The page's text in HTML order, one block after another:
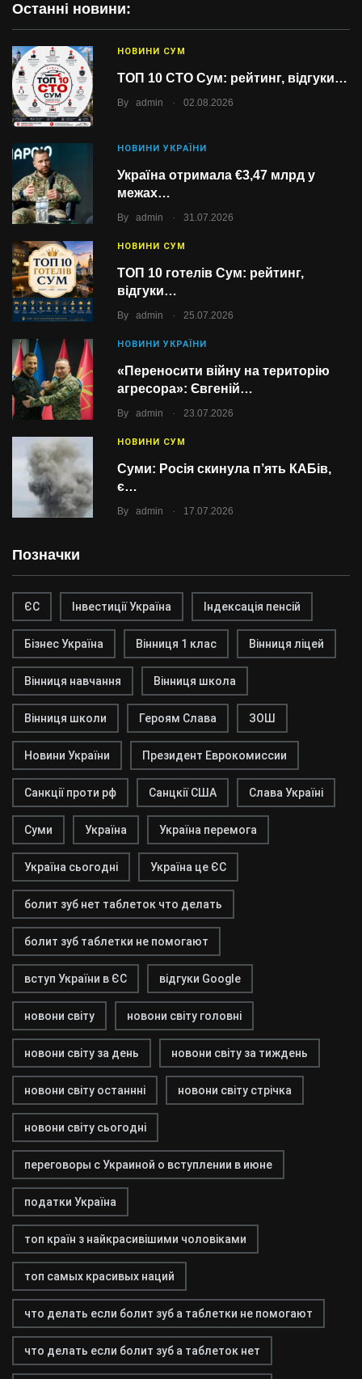
Останні новини:
НОВИНИ СУМ
ТОП 10 СТО Сум: рейтинг, відгуки…
By admin . 02.08.2026
НОВИНИ УКРАЇНИ
Україна отримала €3,47 млрд у
межах…
By admin . 31.07.2026
НОВИНИ СУМ
ТОП 10 готелів Сум: рейтинг,
відгуки…
By admin . 25.07.2026
НОВИНИ УКРАЇНИ
«Переносити війну на територію
агресора»: Євгеній…
By admin . 23.07.2026
НОВИНИ СУМ
Суми: Росія скинула п’ять КАБів,
є…
By admin . 17.07.2026
Позначки
ЄС Інвестиції Україна Індексація пенсій
Бізнес Україна Вінниця 1 клас Вінниця ліцей
Вінниця навчання Вінниця школа
Вінниця школи Героям Слава ЗОШ
Новини України Президент Еврокомиссии
Санкції проти рф Санцкії США Слава Україні
Суми Україна Україна перемога
Україна сьогодні Україна це ЄС
болит зуб нет таблеток что делать
болит зуб таблетки не помогают
вступ України в ЄС відгуки Google
новони світу новони світу головні
новони світу за день новони світу за тиждень
новони світу останнні новони світу стрічка
новони світу сьогодні
переговоры с Украиной о вступлении в июне
податки Україна
топ країн з найкрасивішими чоловіками
топ самых красивых наций
что делать если болит зуб а таблетки не помогают
что делать если болит зуб а таблеток нет